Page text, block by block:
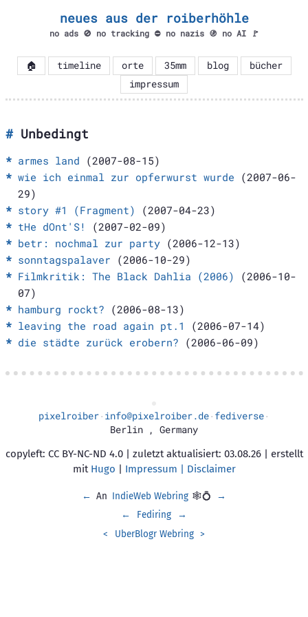
neues aus der roiberhöhle
no ads 🚫 no tracking ⛔ no nazis 🚯 no AI 🚩
🏠 timeline orte 35mm blog
bücher
impressum
Unbedingt
armes land (2007-08-15)
wie ich einmal zur opferwurst wurde (2007-06-
29)
story #1 (Fragment) (2007-04-23)
tHe dOnt'S!
(2007-02-09)
betr: nochmal zur party(2006-12-13)
sonntagspalaver (2006-10-29)
Filmkritik: The Black Dahlia (2006) (2006-10-
07)
hamburg rockt? (2006-08-13)
leaving the road again pt.1
(2006-07-14)
die städte zurück erobern? (2006-06-09)
pixelroiber· info@pixelroiber.de· fediverse·
Berlin , Germany
copyleft: CC BY-NC-ND 4.0 | zuletzt aktualisiert: 03.08.26 | erstellt
mit Hugo | Impressum | Disclaimer
← An IndieWeb Webring 🕸💍
→
←
Fediring
→
<
UberBlogr Webring >